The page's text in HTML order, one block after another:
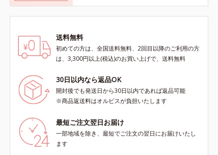
送料無料
初めての方は、全国送料無料、2回目以降のご利用の方
は、3,300円以上(税込)のお買い上げで、送料無料
30日以内なら返品OK
開封後でも発送日から30日以内であれば返品可能
※商品返送料はオルビスが負担いたします
最短ご注文翌日お届け
一部地域を除き、最短でご注文の翌日にお届けいたし
ます